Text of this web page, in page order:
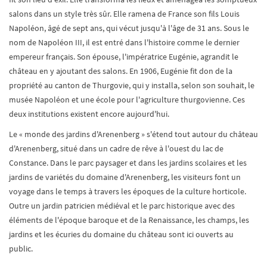
salons dans un style très sûr. Elle ramena de France son fils Louis
Napoléon, âgé de sept ans, qui vécut jusqu'à l'âge de 31 ans. Sous le
nom de Napoléon III, il est entré dans l'histoire comme le dernier
empereur français. Son épouse, l'impératrice Eugénie, agrandit le
château en y ajoutant des salons. En 1906, Eugénie fit don de la
propriété au canton de Thurgovie, qui y installa, selon son souhait, le
musée Napoléon et une école pour l'agriculture thurgovienne. Ces
deux institutions existent encore aujourd'hui.
Le « monde des jardins d'Arenenberg » s'étend tout autour du château
d'Arenenberg, situé dans un cadre de rêve à l'ouest du lac de
Constance. Dans le parc paysager et dans les jardins scolaires et les
jardins de variétés du domaine d'Arenenberg, les visiteurs font un
voyage dans le temps à travers les époques de la culture horticole.
Outre un jardin patricien médiéval et le parc historique avec des
éléments de l'époque baroque et de la Renaissance, les champs, les
jardins et les écuries du domaine du château sont ici ouverts au
public.